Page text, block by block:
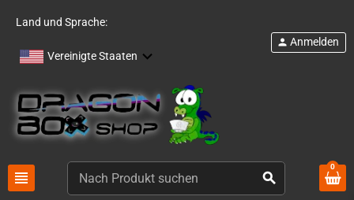
Land und Sprache:
Vereinigte Staaten
view_headline search
person Anmelden
0